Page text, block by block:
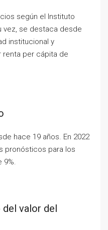
según el Instituto
vez, se destaca desde
institucional y
renta per cápita de
hace 19 años. En 2022
pronósticos para los
9%.
del valor del